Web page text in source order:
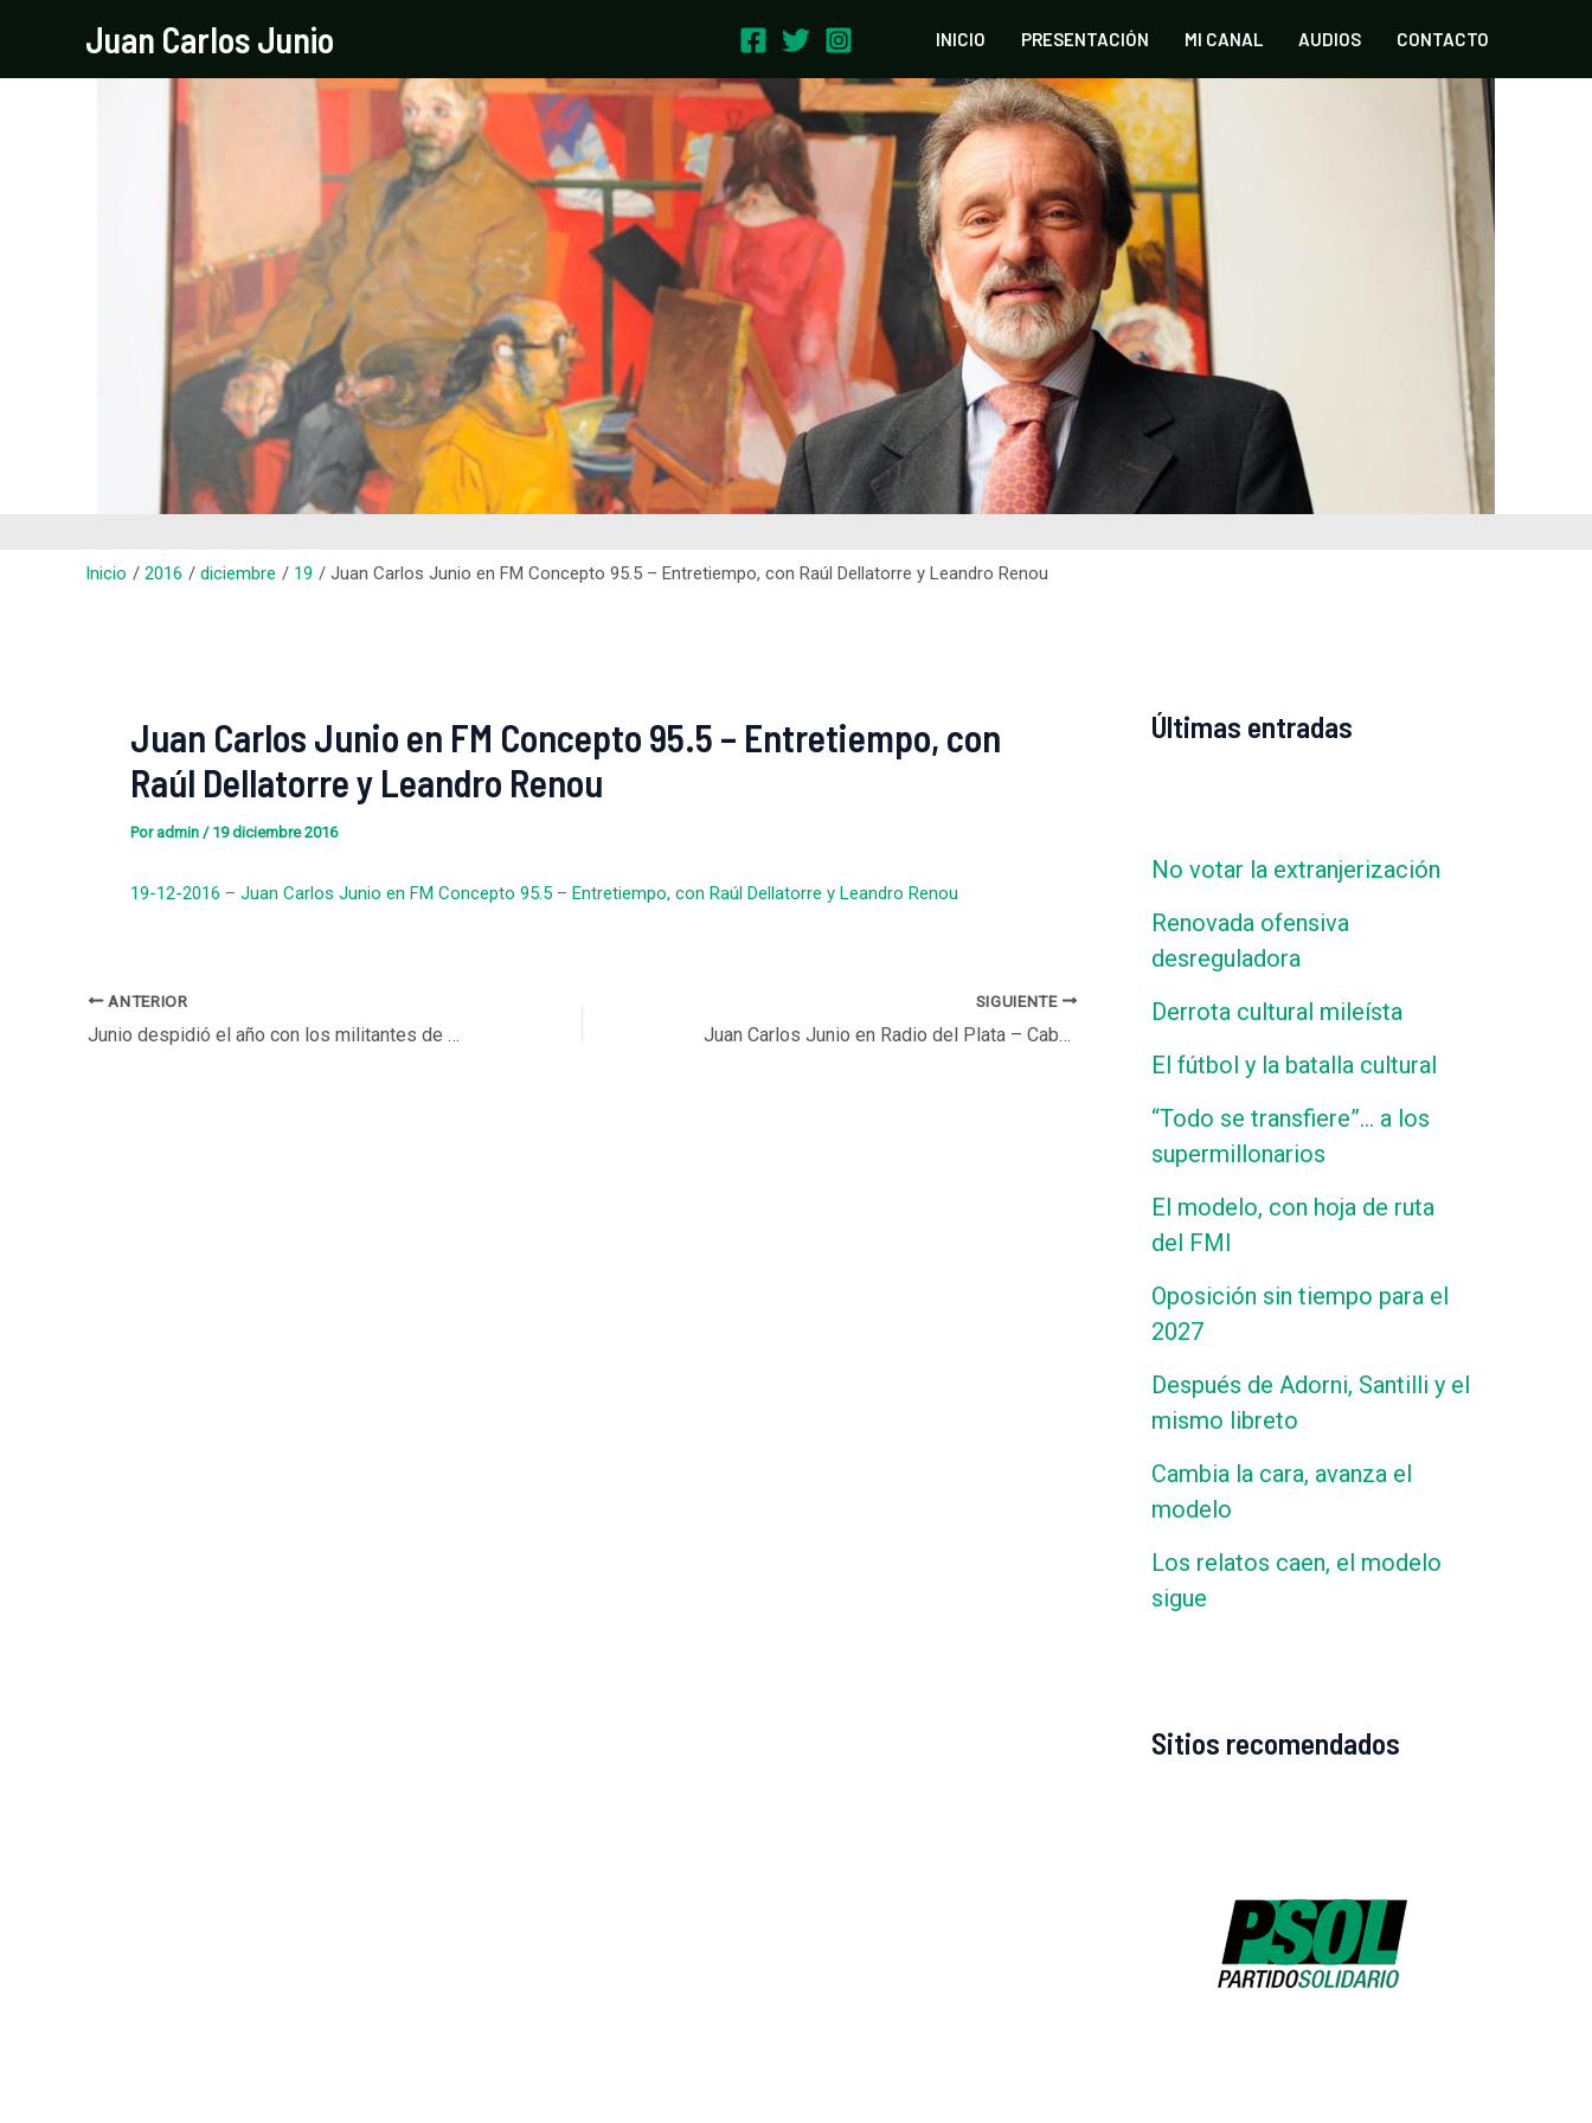
Juan Carlos Junio INICIO PRESENTACIÓN MI CANAL AUDIOS CONTACTO
Inicio 2016 diciembre 19 Juan Carlos Junio en FM Concepto 95.5 – Entretiempo, con Raúl Dellatorre y Leandro Renou
Juan Carlos Junio en FM Concepto 95.5 – Entretiempo, con
Raúl Dellatorre y Leandro Renou
Por admin / 19 diciembre 2016
19-12-2016 – Juan Carlos Junio en FM Concepto 95.5 – Entretiempo, con Raúl Dellatorre y Leandro Renou
de
ANTERIOR
Junio despidió el año con los militantes de la sede partidaria de Parque Chas
SIGUIENTE
Juan Carlos Junio en Radio del Plata – Caballero de Día, con Roberto Caballero
Últimas entradas
No votar la extranjerización
Renovada ofensiva
desreguladora
Derrota cultural mileísta
El fútbol y la batalla cultural
“Todo se transfiere”… a los
supermillonarios
El modelo, con hoja de ruta
del FMI
Oposición sin tiempo para el
2027
Después de Adorni, Santilli y el
mismo libreto
Cambia la cara, avanza el
modelo
Los relatos caen, el modelo
sigue
Sitios recomendados